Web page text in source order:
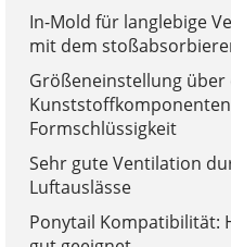
In-Mold für langlebige
mit dem
Größeneinstellung über
Formschlüssigkeit
Sehr gute Ventilation
Luftauslässe
Ponytail Kompatibilität: